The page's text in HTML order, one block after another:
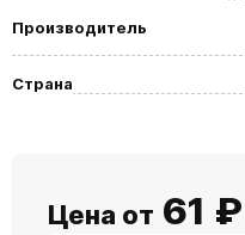
Производитель
Страна
Цена от 61 ₽